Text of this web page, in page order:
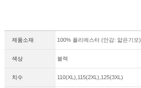
제품소재 100% 폴리에스터 (안감: 얇은기모)
색상 블랙
치수 110(XL),115(2XL),125(3XL)